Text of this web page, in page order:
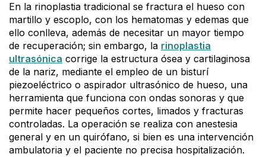
En la rinoplastia tradicional se fractura el hueso con
martillo y escoplo, con los hematomas y edemas que
ello conlleva, además de necesitar un mayor tiempo
de recuperación; sin embargo, la rinoplastia
ultrasónica corrige la estructura ósea y cartilaginosa
de la nariz, mediante el empleo de un bisturí
piezoeléctrico o aspirador ultrasónico de hueso, una
herramienta que funciona con ondas sonoras y que
permite hacer pequeños cortes, limados y fracturas
controladas. La operación se realiza con anestesia
general y en un quirófano, si bien es una intervención
ambulatoria y el paciente no precisa hospitalización.